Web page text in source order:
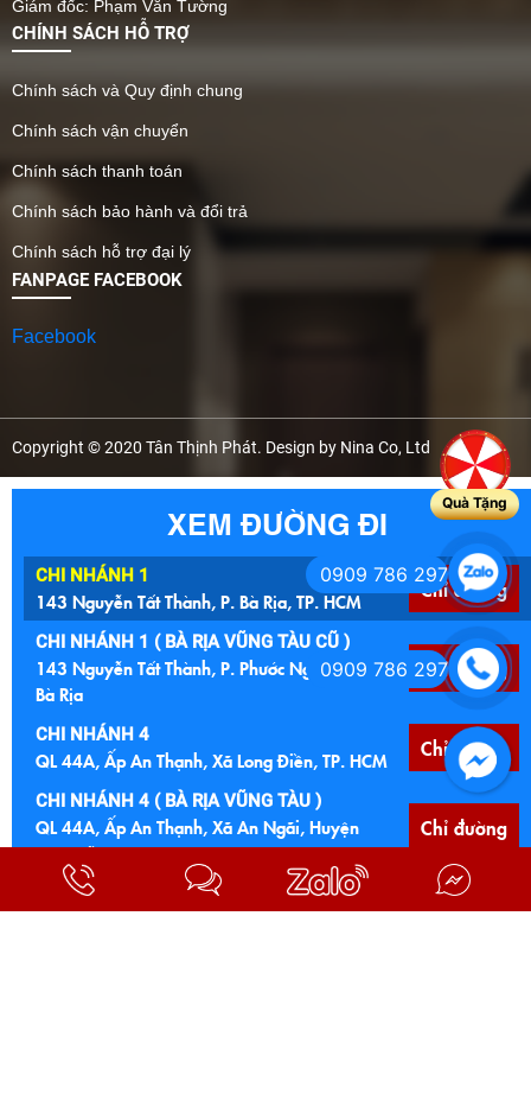
Giám đốc: Phạm Văn Tường
CHÍNH SÁCH HỖ TRỢ
Chính sách và Quy định chung
Chính sách vận chuyển
Chính sách thanh toán
Chính sách bảo hành và đổi trả
Chính sách hỗ trợ đại lý
FANPAGE FACEBOOK
Facebook
Copyright © 2020 Tân Thịnh Phát. Design by Nina Co, Ltd
XEM ĐƯỜNG ĐI
CHI NHÁNH 1
143 Nguyễn Tất Thành, P. Bà Rịa, TP. HCM Chỉ đường
CHI NHÁNH 1 ( BÀ RỊA VŨNG TÀU CŨ )
143 Nguyễn Tất Thành, P. Phước Nguyên, TP.
Bà Rịa
Chỉ đường
CHI NHÁNH 4
QL 44A, Ấp An Thạnh, Xã Long Điền, TP. HCM Chỉ đường
CHI NHÁNH 4 ( BÀ RỊA VŨNG TÀU )
QL 44A, Ấp An Thạnh, Xã An Ngãi, Huyện
Long Điền
Chỉ đường
CHI NHÁNH 5
Ngã 4 Núi Đất, 122 Quốc lộ 56, P. Tam Long,
Chỉ đường
Quà Tặng
0909 786 297
0909 786 297